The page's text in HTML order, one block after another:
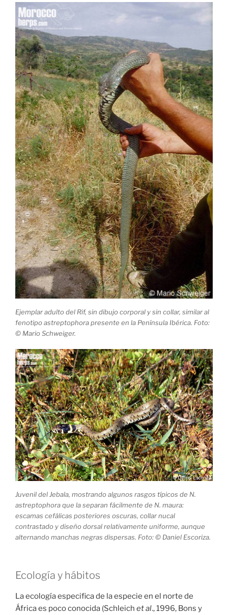
Ejemplar adulto del Rif, sin dibujo corporal y sin collar, similar al
fenotipo astreptophora presente en la Península Ibérica. Foto:
© Mario Schweiger.
Juvenil del Jebala, mostrando algunos rasgos típicos de N.
astreptophora que la separan fácilmente de N. maura:
escamas cefálicas posteriores oscuras, collar nucal
contrastado y diseño dorsal relativamente uniforme, aunque
alternando manchas negras dispersas. Foto: © Daniel Escoriza.
Ecología y hábitos
La ecología especifica de la especie en el norte de
África es poco conocida (Schleich et al., 1996, Bons y